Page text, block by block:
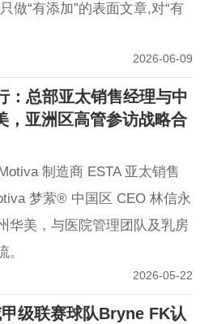
“有添加”的表面文章,对“有
2026-06-09
：总部亚太销售经理与中
，亚洲区高管参访战略合
制造商 ESTA 亚太销售
梦萦® 中国区 CEO 林信永
华美，与医院管理团队及乳房
2026-05-22
级联赛球队Bryne FK认